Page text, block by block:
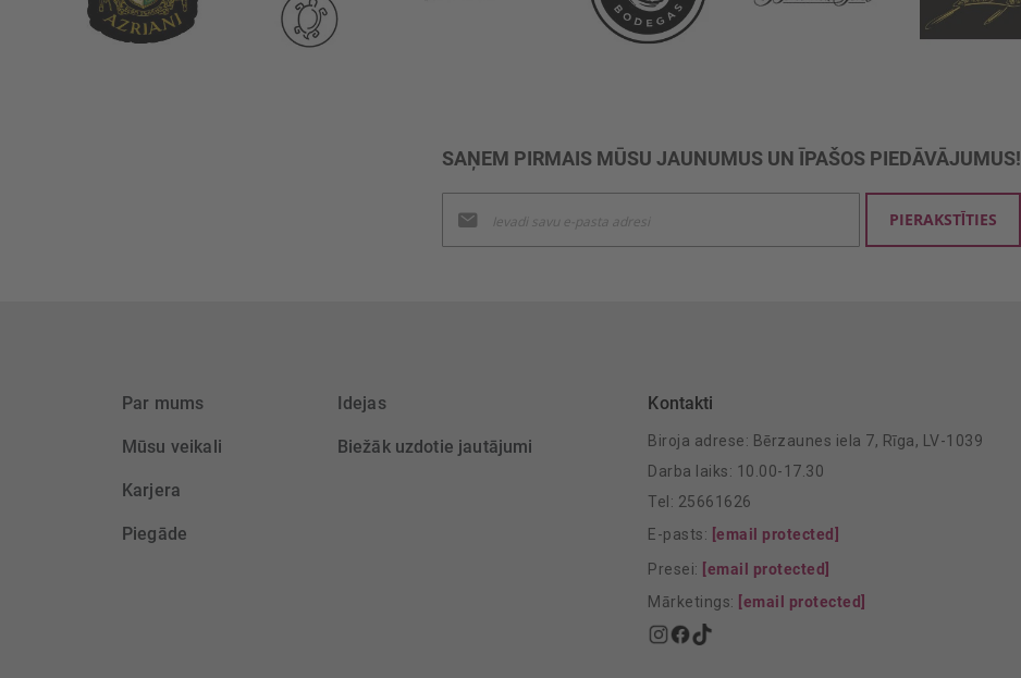
SAŅEM PIRMAIS MŪSU JAUNUMUS UN ĪPAŠOS PIEDĀVĀJUMUS!
jaunumu
saņemšanai:
PIERAKSTĪTIES
Par mums
Mūsu veikali
Karjera
Piegāde
Idejas
Biežāk uzdotie jautājumi
Kontakti
Biroja adrese: Bērzaunes iela 7, Rīga, LV-1039
Darba laiks: 10.00-17.30
Tel: 25661626
E-pasts: [email protected]
Presei: [email protected]
Mārketings: [email protected]